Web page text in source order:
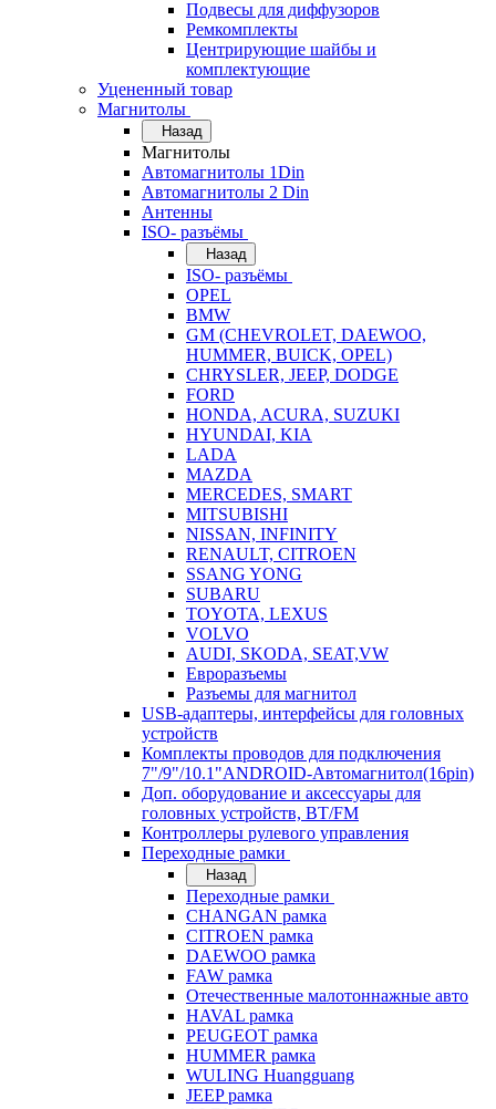
Подвесы для диффузоров
Ремкомплекты
Центрирующие шайбы и
комплектующие
Уцененный товар
Магнитолы
Назад
Магнитолы
Автомагнитолы 1Din
Автомагнитолы 2 Din
Антенны
ISO- разъёмы
Назад
ISO- разъёмы
OPEL
BMW
GM (CHEVROLET, DAEWOO,
HUMMER, BUICK, OPEL)
CHRYSLER, JEEP, DODGE
FORD
HONDA, ACURA, SUZUKI
HYUNDAI, KIA
LADA
MAZDA
MERCEDES, SMART
MITSUBISHI
NISSAN, INFINITY
RENAULT, CITROEN
SSANG YONG
SUBARU
TOYOTA, LEXUS
VOLVO
AUDI, SKODA, SEAT,VW
Евроразъемы
Разъемы для магнитол
USB-адаптеры, интерфейсы для головных
устройств
Комплекты проводов для подключения
7"/9"/10.1"ANDROID-Автомагнитол(16pin)
Доп. оборудование и аксессуары для
головных устройств, BT/FM
Контроллеры рулевого управления
Переходные рамки
Назад
Переходные рамки
CHANGAN рамка
CITROEN рамка
DAEWOO рамка
FAW рамка
Отечественные малотоннажные авто
HAVAL рамка
PEUGEOT рамка
HUMMER рамка
WULING Huangguang
JEEP рамка